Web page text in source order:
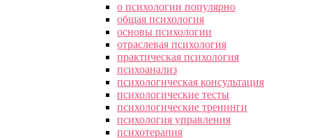
о психологии популярно
общая психология
основы психологии
отраслевая психология
практическая психология
психоанализ
психологическая консультация
психологические тесты
психологические тренинги
психология управления
психотерапия